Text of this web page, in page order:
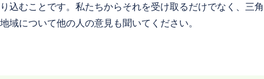
り込むことです。私たちからそれを受け取るだけでなく、三角
地域について他の人の意見も聞いてください。